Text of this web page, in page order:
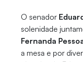
O senador
solenidade
Fernanda
a mesa e por